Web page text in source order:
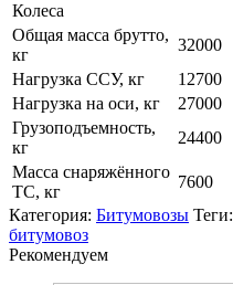
Колеса
Общая масса брутто,
кг
32000
Нагрузка ССУ, кг
12700
Нагрузка на оси, кг
27000
Грузоподъемность,
кг
24400
Масса снаряжённого
ТС, кг
7600
Категория: Битумовозы Теги:
битумовоз
Рекомендуем